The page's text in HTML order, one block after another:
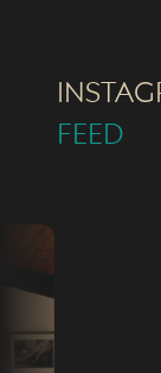
FEED